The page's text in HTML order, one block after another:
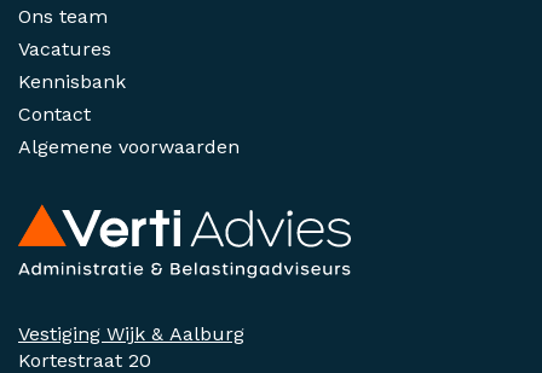
Vestiging Wijk & Aalburg
Kortestraat 20
Ons team
Vacatures
Kennisbank
Contact
Algemene voorwaarden